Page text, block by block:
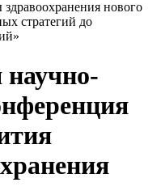
нового
стратегий до
научно-